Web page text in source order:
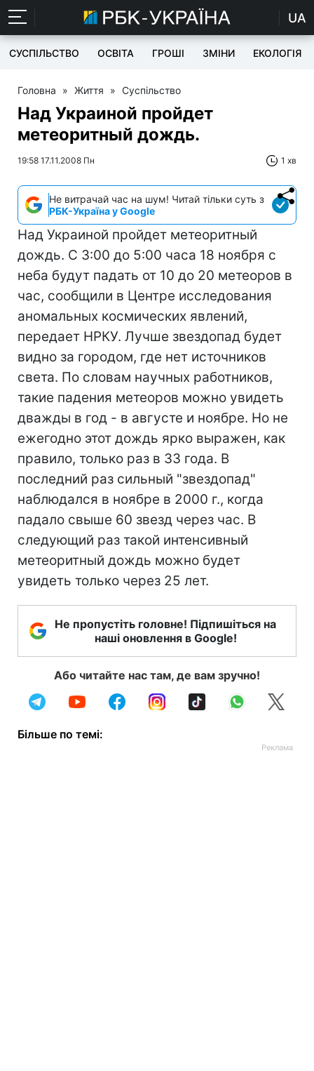
UA
СУСПІЛЬСТВО ОСВІТА ГРОШІ ЗМІНИ ЕКОЛОГІЯ
Головна » Життя » Суспільство
Над Украиной пройдет
метеоритный дождь.
19:58 17.11.2008 Пн 1 хв
Не витрачай час на шум! Читай тільки суть з
РБК-Україна у Google
Над Украиной пройдет метеоритный
дождь. С 3:00 до 5:00 часа 18 ноября с
неба будут падать от 10 до 20 метеоров в
час, сообщили в Центре исследования
аномальных космических явлений,
передает НРКУ. Лучше звездопад будет
видно за городом, где нет источников
света. По словам научных работников,
такие падения метеоров можно увидеть
дважды в год - в августе и ноябре. Но не
ежегодно этот дождь ярко выражен, как
правило, только раз в 33 года. В
последний раз сильный "звездопад"
наблюдался в ноябре в 2000 г., когда
падало свыше 60 звезд через час. В
следующий раз такой интенсивный
метеоритный дождь можно будет
увидеть только через 25 лет.
Не пропустіть головне! Підпишіться на
наші оновлення в Google!
Або читайте нас там, де вам зручно!
Більше по темі: